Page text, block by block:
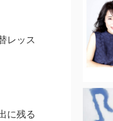
レッス
に残る